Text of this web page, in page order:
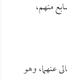
منهم،
عنهما، وهو